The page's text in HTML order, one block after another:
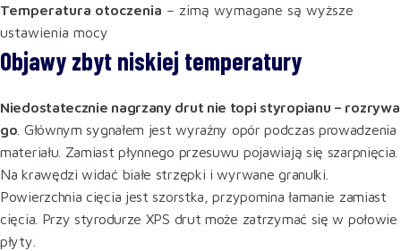
Temperatura otoczenia – zimą wymagane są wyższe
ustawienia mocy
Objawy zbyt niskiej temperatury
Niedostatecznie nagrzany drut nie topi styropianu – rozrywa
go . Głównym sygnałem jest wyraźny opór podczas prowadzenia
materiału. Zamiast płynnego przesuwu pojawiają się szarpnięcia.
Na krawędzi widać białe strzępki i wyrwane granulki.
Powierzchnia cięcia jest szorstka, przypomina łamanie zamiast
cięcia. Przy styrodurze XPS drut może zatrzymać się w połowie
płyty.